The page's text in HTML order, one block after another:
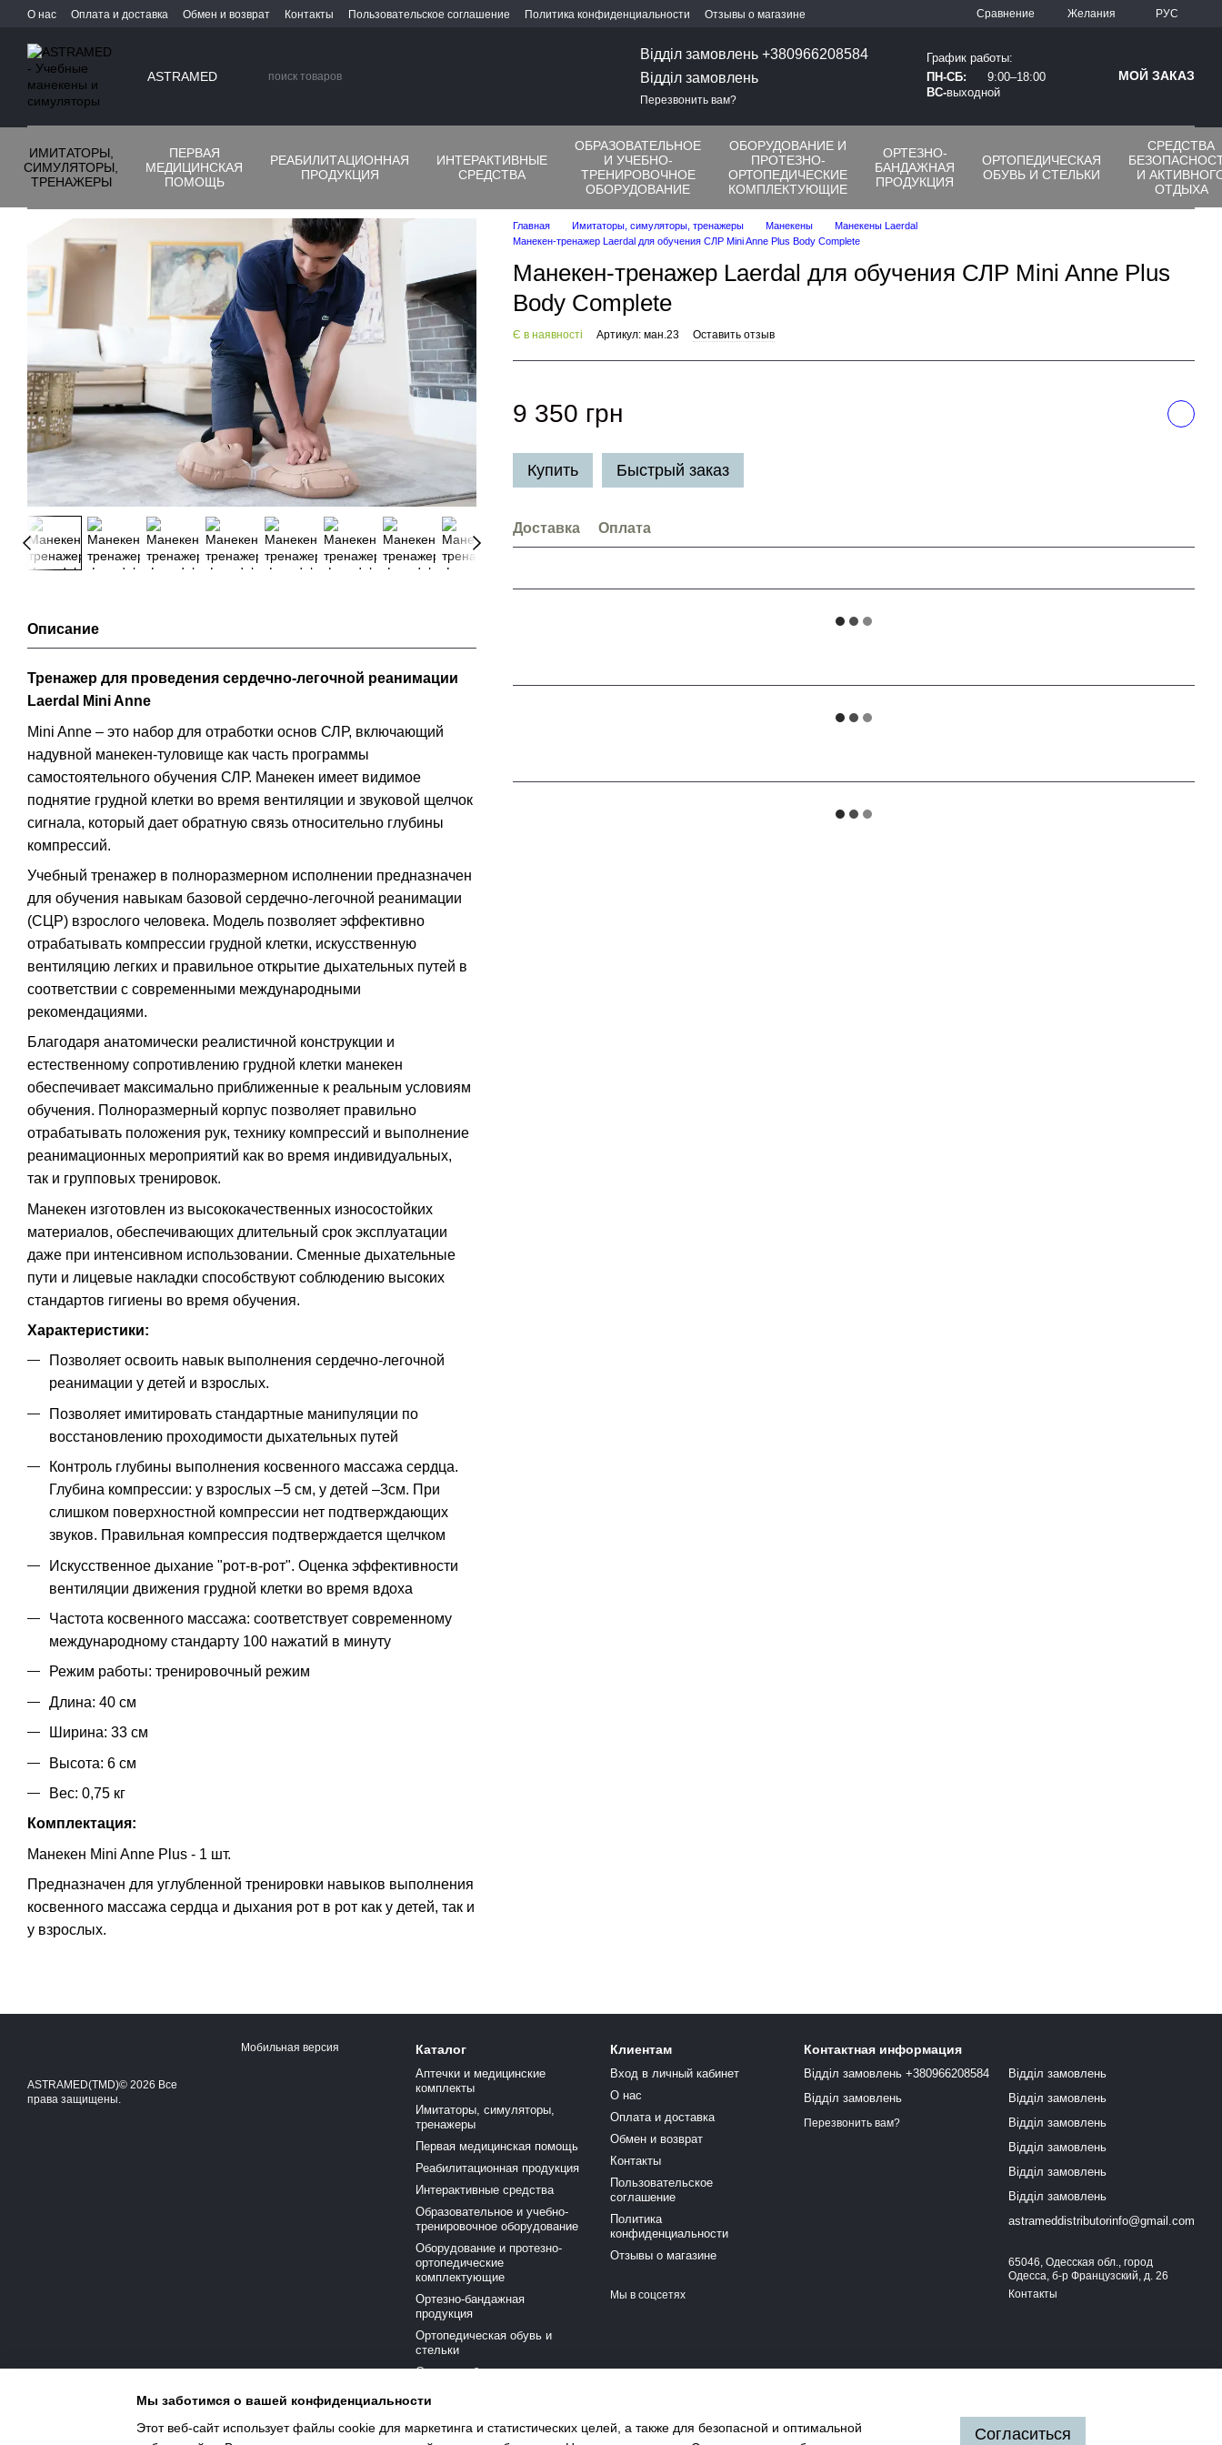
Перейти к основному контенту
О нас Оплата и доставка Обмен и возврат Контакты Пользовательское соглашение Политика конфиденциальности Отзывы о магазине Сравнение Желания РУС
ASTRAMED
Відділ замовлень +380966208584
Відділ замовлень
Перезвонить вам?
График работы:
ПН-СБ:
9:00–18:00
ВС-выходной
МОЙ ЗАКАЗ
ИМИТАТОРЫ,
СИМУЛЯТОРЫ,
ТРЕНАЖЕРЫ
ПЕРВАЯ
МЕДИЦИНСКАЯ
ПОМОЩЬ
РЕАБИЛИТАЦИОННАЯ
ПРОДУКЦИЯ
ИНТЕРАКТИВНЫЕ
СРЕДСТВА
ОБРАЗОВАТЕЛЬНОЕ
И УЧЕБНО-
ТРЕНИРОВОЧНОЕ
ОБОРУДОВАНИЕ
ОБОРУДОВАНИЕ И
ПРОТЕЗНО-
ОРТОПЕДИЧЕСКИЕ
КОМПЛЕКТУЮЩИЕ
ОРТЕЗНО-
БАНДАЖНАЯ
ПРОДУКЦИЯ
ОРТОПЕДИЧЕСКАЯ
ОБУВЬ И СТЕЛЬКИ
СРЕДСТВА
И
ОТДЫХА
Описание
Тренажер для проведения сердечно-легочной реанимации
Laerdal Mini Anne
Mini Anne – это набор для отработки основ СЛР, включающий
надувной манекен-туловище как часть программы
самостоятельного обучения СЛР. Манекен имеет видимое
поднятие грудной клетки во время вентиляции и звуковой щелчок
сигнала, который дает обратную связь относительно глубины
компрессий.
Учебный тренажер в полноразмерном исполнении предназначен
для обучения навыкам базовой сердечно-легочной реанимации
(СЦР) взрослого человека. Модель позволяет эффективно
отрабатывать компрессии грудной клетки, искусственную
вентиляцию легких и правильное открытие дыхательных путей в
соответствии с современными международными
рекомендациями.
Благодаря анатомически реалистичной конструкции и
естественному сопротивлению грудной клетки манекен
обеспечивает максимально приближенные к реальным условиям
обучения. Полноразмерный корпус позволяет правильно
отрабатывать положения рук, технику компрессий и выполнение
реанимационных мероприятий как во время индивидуальных,
так и групповых тренировок.
Манекен изготовлен из высококачественных износостойких
материалов, обеспечивающих длительный срок эксплуатации
даже при интенсивном использовании. Сменные дыхательные
пути и лицевые накладки способствуют соблюдению высоких
стандартов гигиены во время обучения.
Характеристики:
Позволяет освоить навык выполнения сердечно-легочной
реанимации у детей и взрослых.
Позволяет имитировать стандартные манипуляции по
восстановлению проходимости дыхательных путей
Контроль глубины выполнения косвенного массажа сердца.
Глубина компрессии: у взрослых –5 см, у детей –3см. При
слишком поверхностной компрессии нет подтверждающих
звуков. Правильная компрессия подтверждается щелчком
Искусственное дыхание "рот-в-рот". Оценка эффективности
вентиляции движения грудной клетки во время вдоха
Частота косвенного массажа: соответствует современному
международному стандарту 100 нажатий в минуту
Режим работы: тренировочный режим
Длина: 40 см
Ширина: 33 см
Высота: 6 см
Вес: 0,75 кг
Комплектация:
Манекен Mini Anne Plus - 1 шт.
Предназначен для углубленной тренировки навыков выполнения
косвенного массажа сердца и дыхания рот в рот как у детей, так и
у взрослых.
Главная Имитаторы, симуляторы, тренажеры Манекены
Манекены Laerdal
Манекен-тренажер Laerdal для обучения СЛР Mini Anne Plus Body Complete
Манекен-тренажер Laerdal для обучения СЛР Mini Anne Plus
Body Complete
Є в наявності Артикул: ман.23 Оставить отзыв
9 350 грн
Купить Быстрый заказ
Доставка Оплата
ASTRAMED(TMD)© 2026 Все
права защищены.
Мобильная версия Каталог
Аптечки и медицинские
комплекты
Имитаторы, симуляторы,
тренажеры
Первая медицинская помощь
Реабилитационная продукция
Интерактивные средства
Образовательное и учебно-
тренировочное оборудование
Оборудование и протезно-
ортопедические
комплектующие
Ортезно-бандажная
продукция
Ортопедическая обувь и
стельки
Средства безопасности и
Медицинская техника
Красота и здоровье
Клиентам
Вход в личный кабинет
О нас
Оплата и доставка
Обмен и возврат
Контакты
Пользовательское
соглашение
Политика
конфиденциальности
Отзывы о магазине
Мы в соцсетях
Контактная информация
Відділ замовлень +380966208584
Відділ замовлень
Перезвонить вам?
Відділ замовлень
Відділ замовлень
Відділ замовлень
Відділ замовлень
Відділ замовлень
Відділ замовлень
astrameddistributorinfo@gmail.com
65046, Одесская обл., город
Одесса, б-р Французский, д. 26
Контакты
Мы заботимся о вашей конфиденциальности
Этот веб-сайт использует файлы cookie для маркетинга и статистических целей, а также для безопасной и оптимальной
Согласиться